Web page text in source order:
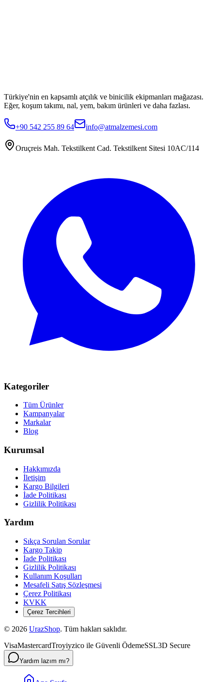
Türkiye'nin en kapsamlı atçılık ve binicilik ekipmanları mağazası.
Eğer, koşum takımı, nal, yem, bakım ürünleri ve daha fazlası.
+90 542 255 89 64 info@atmalzemesi.com
Oruçreis Mah. Tekstilkent Cad. Tekstilkent Sitesi 10AC/114
Kategoriler
Tüm Ürünler
Kampanyalar
Markalar
Blog
Kurumsal
Hakkımızda
İletişim
Kargo Bilgileri
İade Politikası
Gizlilik Politikası
Yardım
Sıkça Sorulan Sorular
Kargo Takip
İade Politikası
Gizlilik Politikası
Kullanım Koşulları
Mesafeli Satış Sözleşmesi
Çerez Politikası
KVKK
Çerez Tercihleri
© 2026 UrazShop. Tüm hakları saklıdır.
VisaMastercardTroyiyzico ile Güvenli ÖdemeSSL3D Secure
Yardım lazım mı?